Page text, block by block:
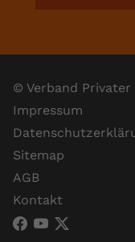
© Verband Privater
Impressum
Sitemap
AGB
Kontakt
VPB Verband
VPBVPB